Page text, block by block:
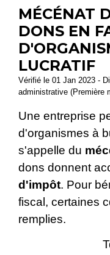
MÉCÉNAT
DONS EN
LUCRATIF
Vérifié le 01 Jan 2023 -
administrative (Première
Une entreprise
d'organismes à
s'appelle du
dons donnent
d'impôt. Pour
fiscal, certaines
remplies.